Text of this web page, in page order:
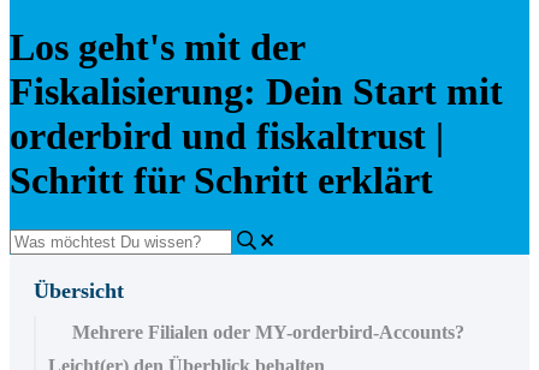
Los geht's mit der
Fiskalisierung: Dein Start mit
orderbird und fiskaltrust |
Schritt für Schritt erklärt
Übersicht
Mehrere Filialen oder MY-orderbird-Accounts?
Leicht(er) den Überblick behalten